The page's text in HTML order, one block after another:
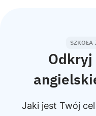
SZKOŁA
Jaki jest Twój